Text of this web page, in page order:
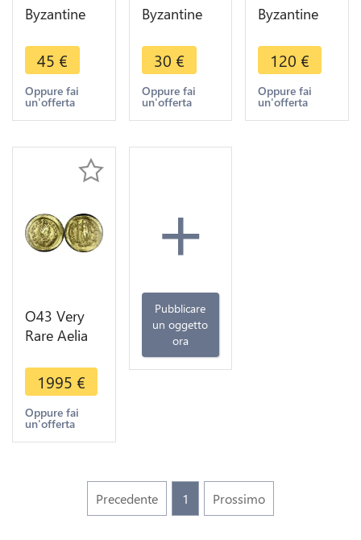
Byzantine
Manuel I
1143-1180
BI Aspron
Trachy
45 €
Oppure fai
un'offerta
Byzantine
Demi Follis
Half A
identifier -
>Faire Offre
30 €
Oppure fai
un'offerta
Byzantine
Manuel I,
1143-1180
AD. Billon
Aspron
120 €
Oppure fai
un'offerta
O43 Very
Rare Aelia
Solidus
Constantinople
450-7 Or
Gold
1995 €
Oppure fai
un'offerta
+
Pubblicare
un oggetto
ora
Precedente 1 Prossimo